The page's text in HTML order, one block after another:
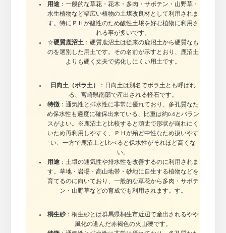
用途 ：一般的な草花・花木・多肉・サボテン・山野草・
水生植物など幅広い植物の土壌改良材として利用されま
す。特にＰＨが酸性のため酸性土壌を好む植物に利用さ
れる事が多いです。
☆硬質鹿沼土 ：硬質鹿沼土は従来の鹿沼土から硬質なも
のを選別した用土です。その名前が示すとおり、鹿沼土
よりも硬く丈夫で劣化しにくい用土です。
日向土（ボラ土）
：日向土は別名でボラ土とも呼ばれ
る、宮崎県南部で産出される軽石です。
特徴 ：通気性と排水性に非常に優れており、多孔質なた
め保水性も適度に確保出来ている、比重は約0.6とバラン
スがよい。※鹿沼土と比較すると頑丈で形状が崩れにく
いため再利用しやすく、ＰＨが殆ど中性なため扱いやす
い、一方で鹿沼土と比べると保水性がそれほど高くな
い。
用途 ：土壌の通気性や排水性を改善するのに利用されま
す。草地・岩場・高山地帯・砂地に自生する植物などを
育てるのに向いており、一般的な草花から多肉・サボテ
ン・山野草などの育成でも利用されます。す。
桐生砂：桐生砂とは群馬県桐生市近辺で産出されるやや
風化の進んだ赤褐色の火山礫です。